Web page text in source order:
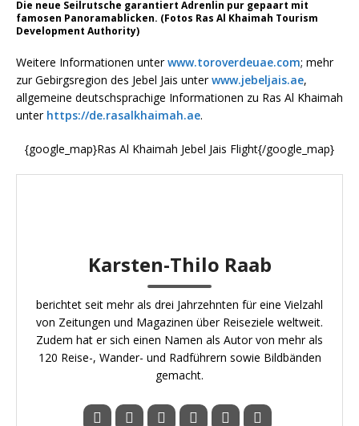
Die neue Seilrutsche garantiert Adrenlin pur gepaart mit
famosen Panoramablicken. (Fotos Ras Al Khaimah Tourism
Development Authority)
Weitere Informationen unterwww.toroverdeuae.com; mehr
zur Gebirgsregion des Jebel Jais unterwww.jebeljais.ae,
allgemeine deutschsprachige Informationen zu Ras Al Khaimah
unter https://de.rasalkhaimah.ae.
{google_map}Ras Al Khaimah Jebel Jais Flight{/google_map}
Karsten-Thilo Raab
berichtet seit mehr als drei Jahrzehnten für eine Vielzahl
von Zeitungen und Magazinen über Reiseziele weltweit.
Zudem hat er sich einen Namen als Autor von mehr als
120 Reise-, Wander- und Radführern sowie Bildbänden
gemacht.